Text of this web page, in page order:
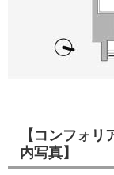
【コンフォ
内写真】